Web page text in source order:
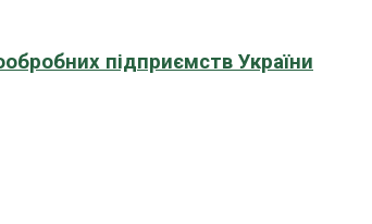
підприємств України